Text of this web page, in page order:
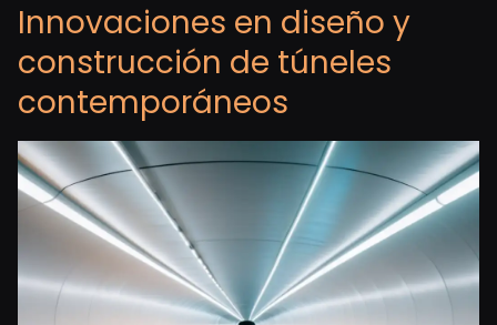
Innovaciones en diseño y
construcción de túneles
contemporáneos